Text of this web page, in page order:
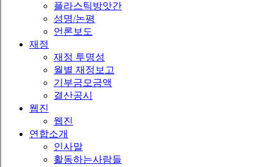
플라스틱방앗간
성명/논평
언론보도
재정
재정 투명성
월별 재정보고
기부금모금액
결산공시
웹진
웹진
연합소개
인사말
활동하는사람들